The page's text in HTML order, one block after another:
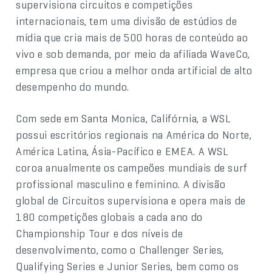
supervisiona circuitos e competições
internacionais, tem uma divisão de estúdios de
mídia que cria mais de 500 horas de conteúdo ao
vivo e sob demanda, por meio da afiliada WaveCo,
empresa que criou a melhor onda artificial de alto
desempenho do mundo.
Com sede em Santa Monica, Califórnia, a WSL
possui escritórios regionais na América do Norte,
América Latina, Ásia-Pacífico e EMEA. A WSL
coroa anualmente os campeões mundiais de surf
profissional masculino e feminino. A divisão
global de Circuitos supervisiona e opera mais de
180 competições globais a cada ano do
Championship Tour e dos níveis de
desenvolvimento, como o Challenger Series,
Qualifying Series e Junior Series, bem como os